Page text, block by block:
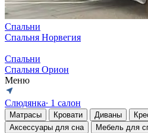
Спальни
Спальня Норвегия
Спальни
Спальня Орион
Меню
Слюдянка∙ 1 салон
Матрасы Кровати Диваны
Аксессуары для сна
Мебель для